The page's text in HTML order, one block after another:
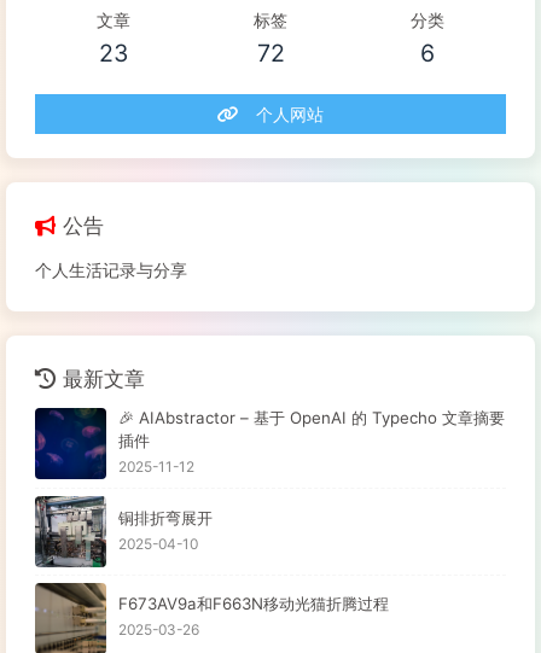
文章
23
标签
72
分类
6
个人网站
公告
个人生活记录与分享
最新文章
🎉 AIAbstractor – 基于 OpenAI 的 Typecho 文章摘要
插件
2025-11-12
铜排折弯展开
2025-04-10
F673AV9a和F663N移动光猫折腾过程
2025-03-26